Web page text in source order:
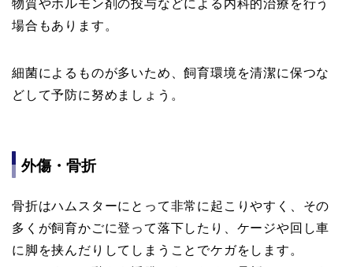
物質やホルモン剤の投与などによる内科的治療を行う
場合もあります。
細菌によるものが多いため、飼育環境を清潔に保つな
どして予防に努めましょう。
外傷・骨折
骨折はハムスターにとって非常に起こりやすく、その
多くが飼育かごに登って落下したり、ケージや回し車
に脚を挟んだりしてしまうことでケガをします。